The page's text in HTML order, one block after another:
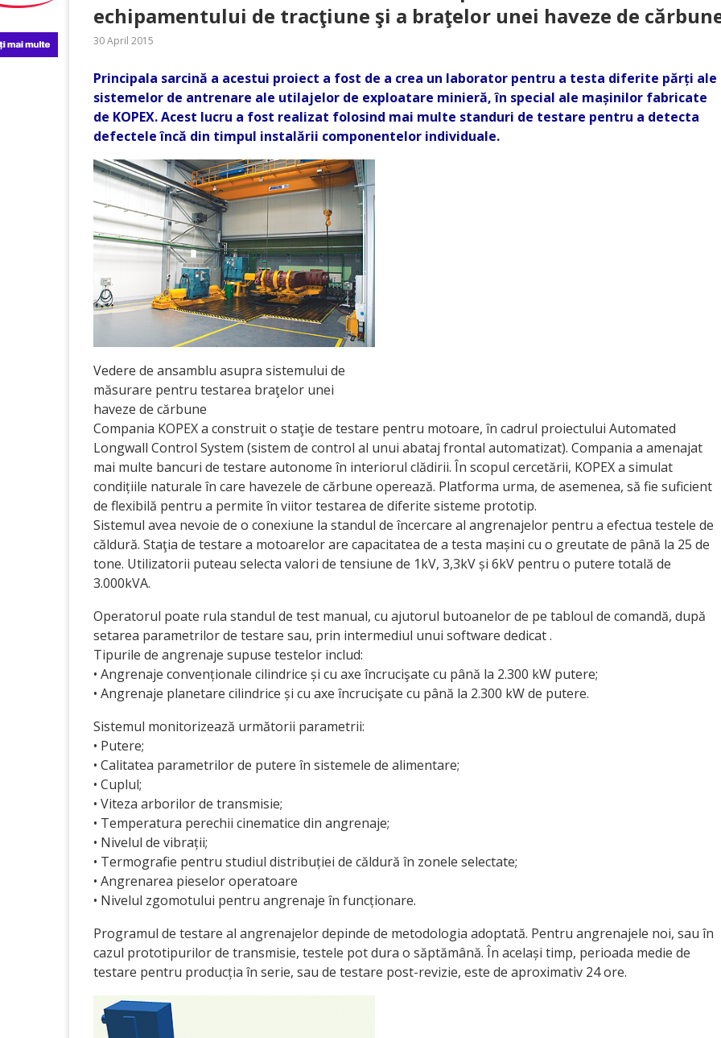
echipamentului de tracţiune şi a braţelor unei haveze de
30 April 2015
Principala sarcină a acestui proiect a fost de a crea un laborator pentru a testa diferite părți ale
sistemelor de antrenare ale utilajelor de exploatare minieră, în special ale mașinilor fabricate
de KOPEX. Acest lucru a fost realizat folosind mai multe standuri de testare pentru a detecta
defectele încă din timpul instalării componentelor individuale.
Vedere de ansamblu asupra sistemului de
măsurare pentru testarea braţelor unei
haveze de cărbune
Compania KOPEX a construit o staţie de testare pentru motoare, în cadrul proiectului Automated
Longwall Control System (sistem de control al unui abataj frontal automatizat). Compania a amenajat
mai multe bancuri de testare autonome în interiorul clădirii. În scopul cercetării, KOPEX a simu­lat
condițiile naturale în care havezele de cărbune operează. Platforma urma, de asemenea, să fie suficient
de flexibilă pentru a permite în viitor testarea de diferite sisteme prototip.
Sistemul avea nevoie de o conexiune la standul de încercare al angrenajelor pentru a efectua testele de
căldură. Staţia de testare a motoarelor are capacitatea de a testa mașini cu o greutate de până la 25 de
tone. Utilizatorii puteau selecta valori de tensiune de 1kV, 3,3kV și 6kV pentru o putere totală de
3.000kVA.
Operatorul poate rula standul de test manual, cu ajutorul butoanelor de pe tabloul de comandă, după
setarea parametrilor de testare sau, prin intermediul unui software dedicat .
Tipurile de angrenaje supuse testelor includ:
• Angrenaje convenționale cilindrice și cu axe încrucişate cu până la 2.300 kW putere;
• Angrenaje planetare cilindrice și cu axe încrucişate cu până la 2.300 kW de putere.
Sistemul monitorizează următorii parametrii:
• Putere;
• Calitatea parametrilor de putere în sistemele de alimentare;
• Cuplul;
• Viteza arborilor de transmisie;
• Temperatura perechii cinematice din angrenaje;
• Nivelul de vibrații;
• Termografie pentru studiul distribuției de căldură în zonele selectate;
• Angrenarea pieselor operatoare
• Nivelul zgomotului pentru angrenaje în funcționare.
Programul de testare al angrenajelor depinde de metodologia adoptată. Pentru angrenajele noi, sau în
cazul prototipurilor de transmisie, testele pot dura o săptămână. În același timp, perioada medie de
testare pentru producția în serie, sau de testare post-revizie, este de aproximativ 24 ore.